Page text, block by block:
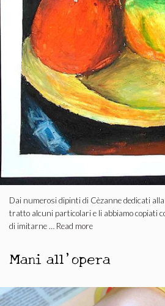
Dai numerosi dipinti di Cèzanne dedicati
tratto alcuni particolari e li abbiamo copiati
di imitarne … Read more
Mani all’opera